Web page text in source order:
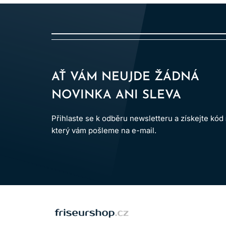
AŤ VÁM NEUJDE ŽÁDNÁ
NOVINKA ANI SLEVA
Přihlaste se k odběru newsletteru a získejte kód
který vám pošleme na e-mail.